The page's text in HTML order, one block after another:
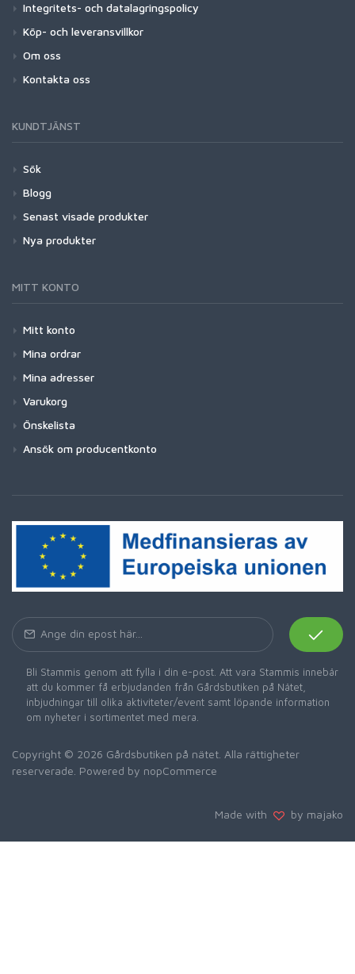
Integritets- och datalagringspolicy
Köp- och leveransvillkor
Om oss
Kontakta oss
KUNDTJÄNST
Sök
Blogg
Senast visade produkter
Nya produkter
MITT KONTO
Mitt konto
Mina ordrar
Mina adresser
Varukorg
Önskelista
Ansök om producentkonto
Bli Stammis genom att fylla i din e-post. Att vara Stammis innebär
att du kommer få erbjudanden från Gårdsbutiken på Nätet,
inbjudningar till olika aktiviteter/event samt löpande information
om nyheter i sortimentet med mera.
Copyright © 2026 Gårdsbutiken på nätet. Alla rättigheter
reserverade. Powered by nopCommerce
Made with by majako